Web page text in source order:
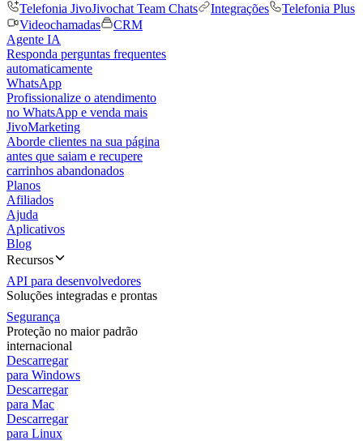
Telefonia JivoJivochat Team Chats Integrações
Telefonia Plus
Videochamadas
CRM
Agente IA
Responda perguntas frequentes
automaticamente
WhatsApp
Profissionalize o atendimento
no WhatsApp e venda mais
JivoMarketing
Aborde clientes na sua página
antes que saiam e recupere
carrinhos abandonados
Planos
Afiliados
Ajuda
Aplicativos
Blog
Recursos
API para desenvolvedores
Soluções integradas e prontas
Segurança
Proteção no maior padrão
internacional
Descarregar
para Windows
Descarregar
para Mac
Descarregar
para Linux